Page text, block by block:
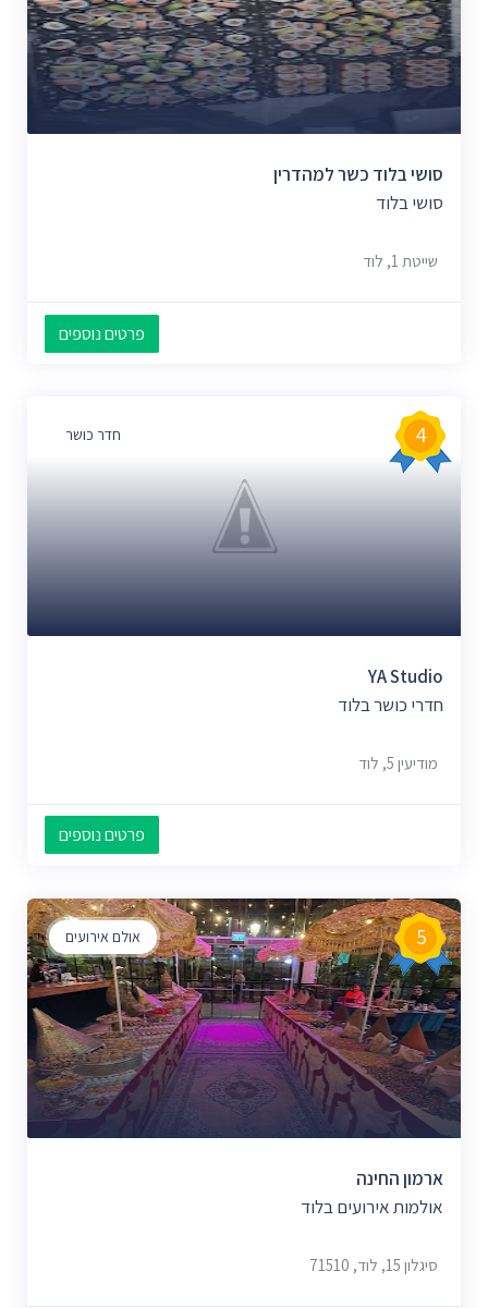
רופאים(3)
אולמות אירועים (3)
גלידריות
סושי בלוד כשר למהדרין
סושי בלוד
שייטת 1, לוד
פרטים נוספים
חדר כושר 4
YA Studio
חדרי כושר בלוד
מודיעין 5, לוד
פרטים נוספים
אולם אירועים 5
ארמון החינה
אולמות אירועים בלוד
סיגלון 15, לוד, 71510